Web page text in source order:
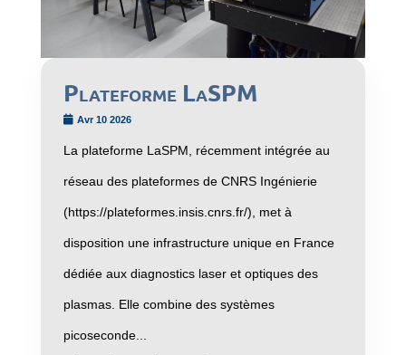
Plateforme LaSPM
Avr 10 2026
La plateforme LaSPM, récemment intégrée au
réseau des plateformes de CNRS Ingénierie
(https://plateformes.insis.cnrs.fr/), met à
disposition une infrastructure unique en France
dédiée aux diagnostics laser et optiques des
plasmas. Elle combine des systèmes
picoseconde...